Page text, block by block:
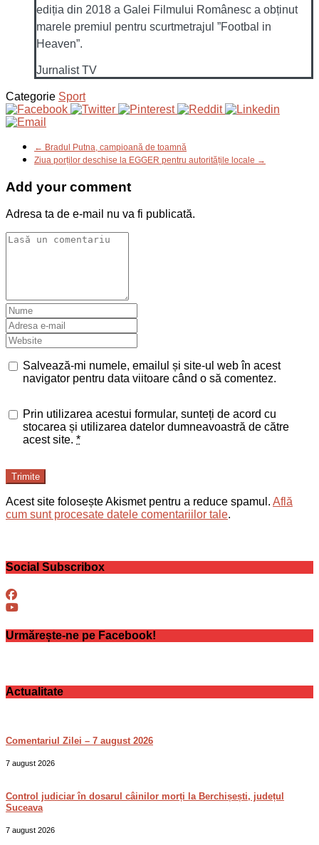
ediția din 2018 a Galei Filmului Românesc a obținut
marele premiul pentru scurtmetrajul ”Footbal in
Heaven”.
Jurnalist TV
Categorie Sport
← Bradul Putna, campioană de toamnă
Ziua porților deschise la EGGER pentru autoritățile locale →
Add your comment
Adresa ta de e-mail nu va fi publicată.
Salvează-mi numele, emailul și site-ul web în acest
navigator pentru data viitoare când o să comentez.
Prin utilizarea acestui formular, sunteți de acord cu
stocarea și utilizarea datelor dumneavoastră de către
acest site. *
Trimite
Acest site folosește Akismet pentru a reduce spamul. Află
cum sunt procesate datele comentariilor tale.
Social Subscribox
Urmărește-ne pe Facebook!
Actualitate
Comentariul Zilei – 7 august 2026
7 august 2026
Control judiciar în dosarul câinilor morți la Berchișești, județul
Suceava
7 august 2026